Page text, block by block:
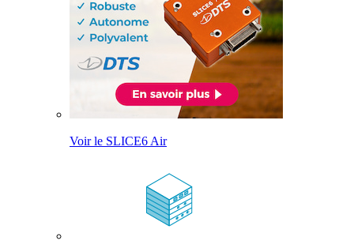
Voir le SLICE6 Air